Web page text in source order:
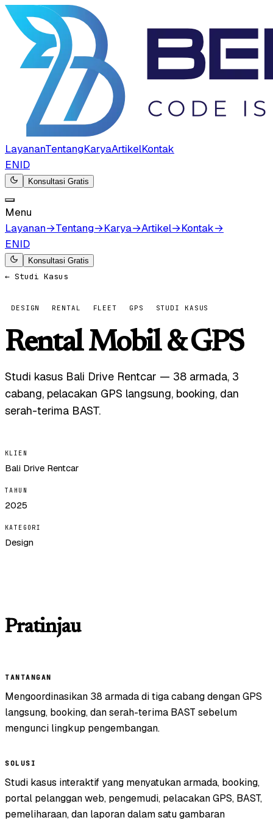
LayananTentangKaryaArtikelKontak
ENID
Konsultasi Gratis
Menu
Layanan→Tentang→Karya→Artikel→Kontak→
ENID
Konsultasi Gratis
← Studi Kasus
DESIGN RENTAL FLEET GPS STUDI KASUS
Rental Mobil & GPS
Studi kasus Bali Drive Rentcar — 38 armada, 3
cabang, pelacakan GPS langsung, booking, dan
serah-terima BAST.
KLIEN
Bali Drive Rentcar
TAHUN
2025
KATEGORI
Design
Pratinjau
TANTANGAN
Mengoordinasikan 38 armada di tiga cabang dengan GPS
langsung, booking, dan serah-terima BAST sebelum
mengunci lingkup pengembangan.
SOLUSI
Studi kasus interaktif yang menyatukan armada, booking,
portal pelanggan web, pengemudi, pelacakan GPS, BAST,
pemeliharaan, dan laporan dalam satu gambaran